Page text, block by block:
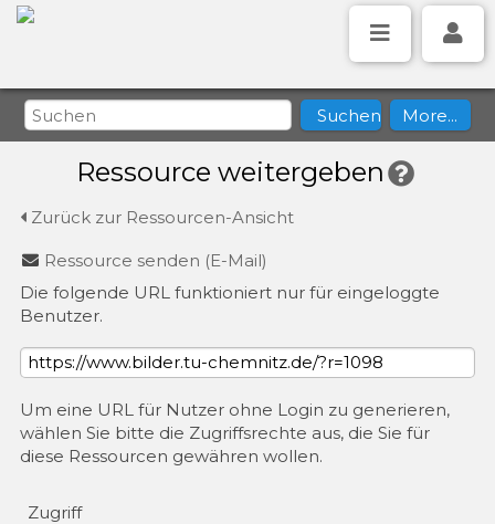
Ressource weitergeben
Zurück zur Ressourcen-Ansicht
Ressource senden (E-Mail)
Die folgende URL funktioniert nur für eingeloggte
Benutzer.
Um eine URL für Nutzer ohne Login zu generieren,
wählen Sie bitte die Zugriffsrechte aus, die Sie für
diese Ressourcen gewähren wollen.
Zugriff